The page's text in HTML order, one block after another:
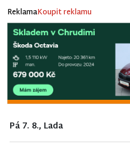
ReklamaKoupit reklamu
Pá 7. 8., Lada